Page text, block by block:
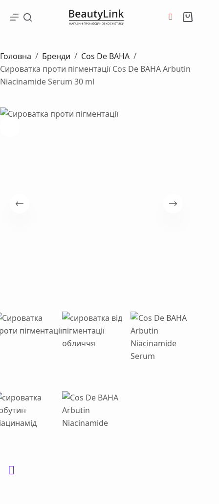
Кошик
Головна / Бренди / Cos De BAHA /
Сироватка проти пігментації Cos De BAHA Arbutin
Niacinamide Serum 30 ml